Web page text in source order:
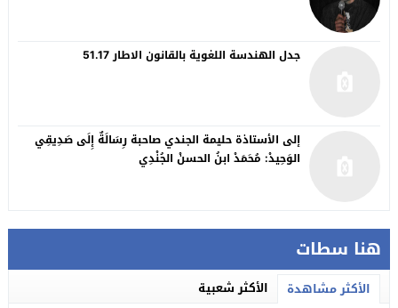
هنا سطات
الأكثر مشاهدة الأكثر شعبية
جدل الهندسة اللغوية بالقانون الاطار 51.17
إلى الأستاذة حليمة الجندي صاحبة رِسَالَةٌ إِلَى صَدِيقِي
الوَحِيدْ: مُحَمَدْ ابنُ الحسنْ الجُنْدِي